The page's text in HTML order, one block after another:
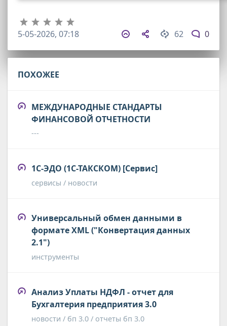
62 0
5-05-2026, 07:18
ПОХОЖЕЕ
МЕЖДУНАРОДНЫЕ СТАНДАРТЫ
ФИНАНСОВОЙ ОТЧЕТНОСТИ
---
1С-ЭДО (1С-ТАКСКОМ) [Сервис]
сервисы / новости
Универсальный обмен данными в
формате XML ("Конвертация данных
2.1")
инструменты
Анализ Уплаты НДФЛ - отчет для
Бухгалтерия предприятия 3.0
новости / бп 3.0 / отчеты бп 3.0